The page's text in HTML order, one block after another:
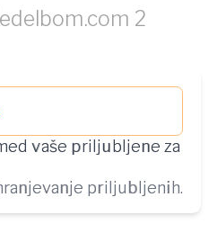
vaše priljubljene za
priljubljenih.